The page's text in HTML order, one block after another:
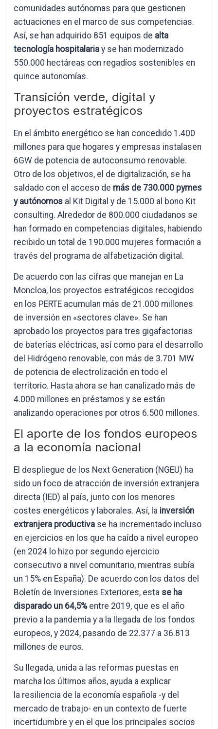
comunidades autónomas para que gestionen
actuaciones en el marco de sus competencias.
Así, se han adquirido 851 equipos de alta
tecnología hospitalariay se han modernizado
550.000 hectáreas con regadíos sostenibles en
quince autonomías.
Transición verde, digital y
proyectos estratégicos
En el ámbito energético se han concedido 1.400
millones para que hogares y empresas instalasen
6GW de potencia de autoconsumo renovable.
Otro de los objetivos, el de digitalización, se ha
saldado con el acceso de más de 730.000 pymes
y autónomos al Kit Digital y de 15.000 al bono Kit
consulting. Alrededor de 800.000 ciudadanos se
han formado en competencias digitales, habiendo
recibido un total de 190.000 mujeres formación a
través del programa de alfabetización digital.
De acuerdo con las cifras que manejan en La
Moncloa, los proyectos estratégicos recogidos
en los PERTE acumulan más de 21.000 millones
de inversión en «sectores clave». Se han
aprobado los proyectos para tres gigafactorias
de baterías eléctricas, así como para el desarrollo
del Hidrógeno renovable, con más de 3.701 MW
de potencia de electrolización en todo el
territorio. Hasta ahora se han canalizado más de
4.000 millones en préstamos y se están
analizando operaciones por otros 6.500 millones.
El aporte de los fondos europeos
a la economía nacional
El despliegue de los Next Generation (NGEU) ha
sido un foco de atracción de inversión extranjera
directa (IED) al país, junto con los menores
costes energéticos y laborales. Así, la inversión
extranjera productiva se ha incrementado incluso
en ejercicios en los que ha caído a nivel europeo
(en 2024 lo hizo por segundo ejercicio
consecutivo a nivel comunitario, mientras subía
un 15% en España). De acuerdo con los datos del
Boletín de Inversiones Exteriores, esta se ha
disparado un 64,5%entre 2019, que es el año
previo a la pandemia y a la llegada de los fondos
europeos, y 2024, pasando de 22.377 a 36.813
millones de euros.
Su llegada, unida a las reformas puestas en
marcha los últimos años, ayuda a explicar
la resiliencia de la economía española -y del
mercado de trabajo- en un contexto de fuerte
incertidumbre y en el que los principales socios